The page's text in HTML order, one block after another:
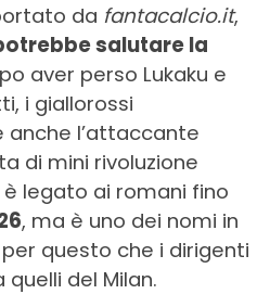
da fantacalcio.it,
salutare la
aver perso Lukaku e
i giallorossi
l’attaccante
di mini rivoluzione
legato ai romani fino
, ma è uno dei nomi in
questo che i dirigenti
del Milan.